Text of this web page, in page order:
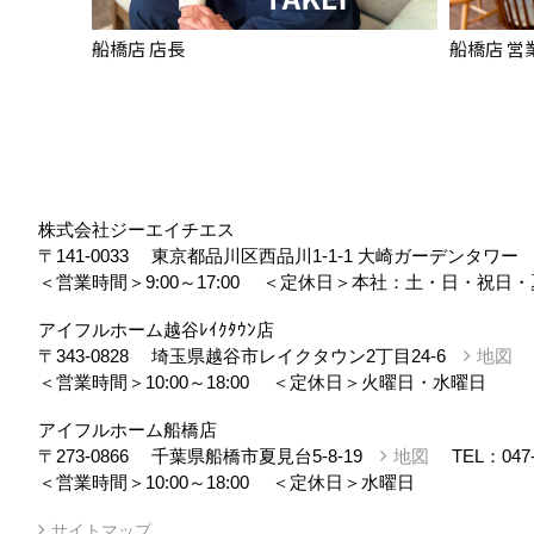
船橋店 店長 船橋店 営
株式会社ジーエイチエス
〒141-0033
東京都品川区西品川1-1-1 大崎ガーデンタワ
＜営業時間＞9:00～17:00
＜定休日＞本社：土・日・祝日
アイフルホーム越谷ﾚｲｸﾀｳﾝ店
〒343-0828
埼玉県越谷市レイクタウン2丁目24-6 地図
＜営業時間＞10:00～18:00
＜定休日＞火曜日・水曜日
アイフルホーム船橋店
〒273-0866
千葉県船橋市夏見台5-8-19 地図 TEL：
＜営業時間＞10:00～18:00
＜定休日＞水曜日